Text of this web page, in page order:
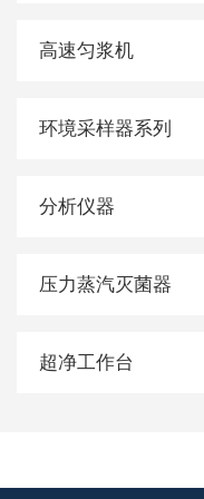
高速匀浆机
环境采样器系列
分析仪器
压力蒸汽灭菌器
超净工作台